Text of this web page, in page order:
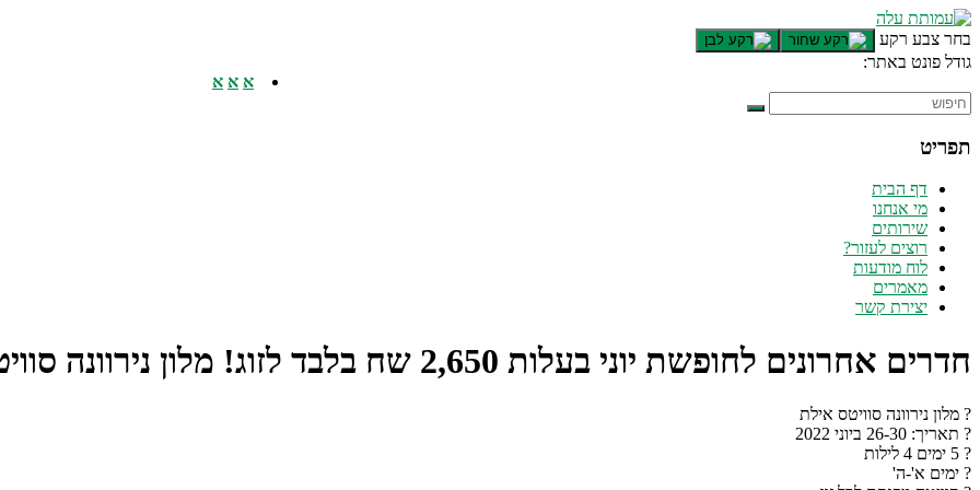
בחר צבע רקע
גודל פונט באתר:
א א א
תפריט
דף הבית
מי אנחנו
שירותים
רוצים לעזור?
לוח מודעות
מאמרים
יצירת קשר
חדרים אחרונים לחופשת יוני בעלות 2,650 שח בלבד לזוג! מלון נירוונה סוויטס אילת 26.6!
? מלון נירוונה סוויטס אילת
? תאריך: 26-30 ביוני 2022
? 5 ימים 4 לילות
? ימים א'-ה'